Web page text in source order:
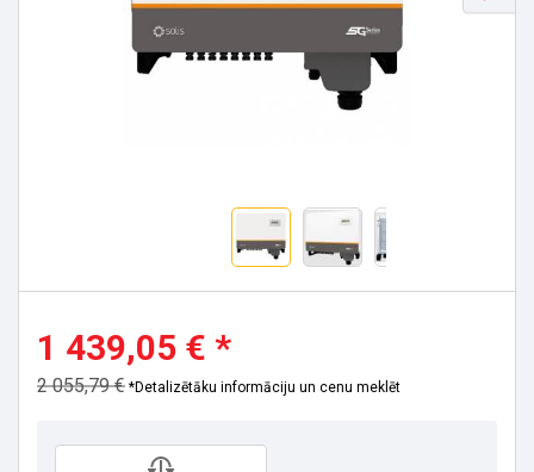
1 439,05 € *
2 055,79 € *Detalizētāku informāciju un cenu meklēt